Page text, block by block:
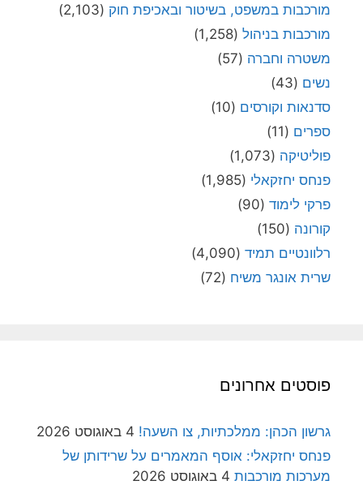
מורכבות במשפט, בשיטור ובאכיפת חוק (2,103)
מורכבות בניהול (1,258)
משטרה וחברה (57)
נשים (43)
סדנאות וקורסים (10)
ספרים (11)
פוליטיקה (1,073)
פנחס יחזקאלי (1,985)
פרקי לימוד (90)
קורונה (150)
רלוונטיים תמיד (4,090)
שרית אונגר משיח (72)
פוסטים אחרונים
גרשון הכהן: ממלכתיות, צו השעה! 4 באוגוסט 2026
פנחס יחזקאלי: אוסף המאמרים על שרידותן של
מערכות מורכבות 4 באוגוסט 2026